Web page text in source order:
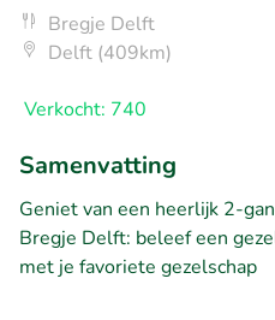
Bregje Delft
Delft (409km)
Verkocht: 740
Samenvatting
Geniet van een heerlijk 2-
Bregje Delft: beleef een
met je favoriete gezelschap